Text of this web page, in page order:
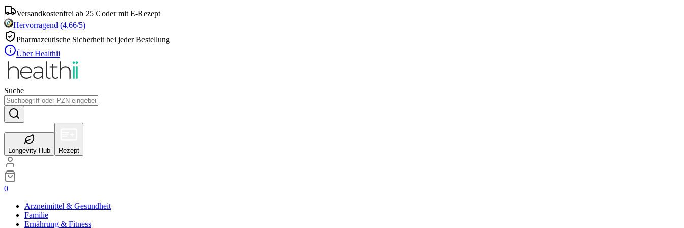
Versandkostenfrei ab 25 € oder mit E-Rezept
Hervorragend (4,66/5)
Pharmazeutische Sicherheit bei jeder Bestellung
Über Healthii
Suche
Longevity Hub Rezept
0
Arzneimittel & Gesundheit
Familie
Ernährung & Fitness